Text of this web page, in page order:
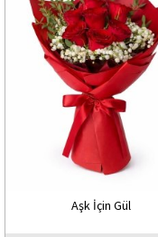
Aşk İçin Gül